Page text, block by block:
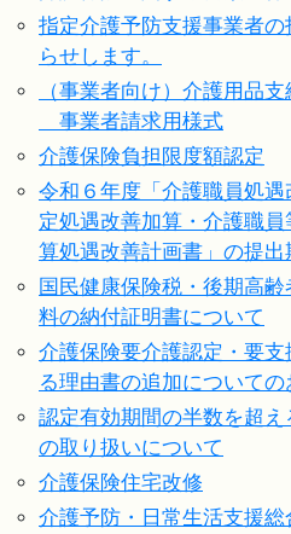
指定介護予防支援事業者
らせします。
（事業者向け）介護用品
事業者請求用様式
介護保険負担限度額認定
令和６年度「介護職員処
定処遇改善加算・介護職
算処遇改善計画書」の提出
国民健康保険税・後期高
料の納付証明書について
介護保険要介護認定・要
る理由書の追加についての
認定有効期間の半数を超
の取り扱いについて
介護保険住宅改修
介護予防・日常生活支援総